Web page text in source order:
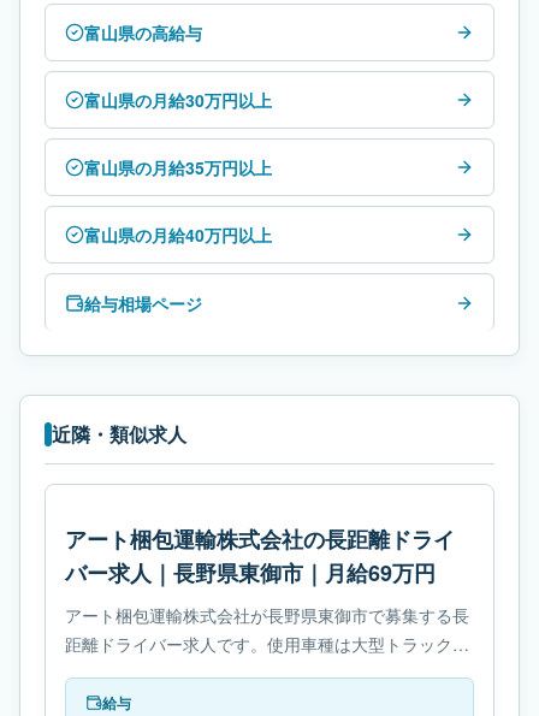
富山県の高給与
富山県の月給30万円以上
富山県の月給35万円以上
富山県の月給40万円以上
給与相場ページ
近隣・類似求人
アート梱包運輸株式会社の長距離ドライ
バー求人｜長野県東御市｜月給69万円
アート梱包運輸株式会社が長野県東御市で募集する長
距離ドライバー求人です。使用車種は大型トラックで
す。勤務時間は- 変形労働時間制です。必要免許は- 大
型自動車免許です。
給与